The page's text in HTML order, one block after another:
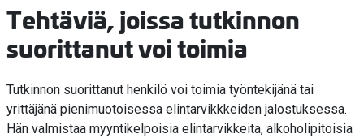
Tehtäviä, joissa tutkinnon
suorittanut voi toimia
Tutkinnon suorittanut henkilö voi toimia työntekijänä tai
yrittäjänä pienimuotoisessa elintarvikkkeiden jalostuksessa.
Hän valmistaa myyntikelpoisia elintarvikkeita, alkoholipitoisia